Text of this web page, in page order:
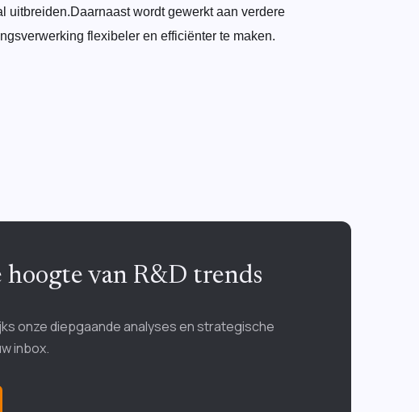
uitbreiden.Daarnaast wordt gewerkt aan verdere
flexibeler en efficiënter te maken.
hoogte van R&D trends
onze diepgaande analyses en strategische
inbox.